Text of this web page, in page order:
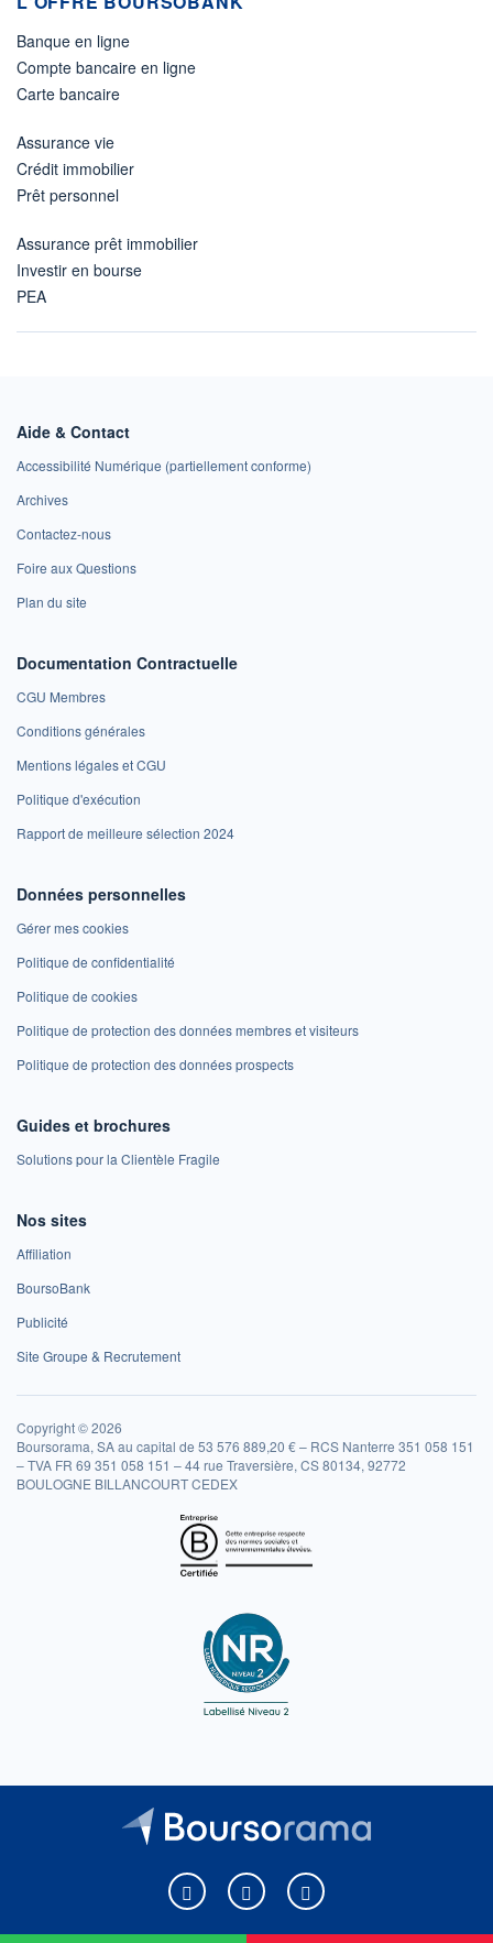
Banque en ligne
Compte bancaire en ligne
Carte bancaire
Assurance vie
Crédit immobilier
Prêt personnel
Assurance prêt immobilier
Investir en bourse
PEA
Aide & Contact
Accessibilité Numérique (partiellement conforme)
Archives
Contactez-nous
Foire aux Questions
Plan du site
Documentation Contractuelle
CGU Membres
Conditions générales
Mentions légales et CGU
Politique d'exécution
Rapport de meilleure sélection 2024
Données personnelles
Gérer mes cookies
Politique de confidentialité
Politique de cookies
Politique de protection des données membres et visiteurs
Politique de protection des données prospects
Guides et brochures
Solutions pour la Clientèle Fragile
Nos sites
Affiliation
BoursoBank
Publicité
Site Groupe & Recrutement
Copyright © 2026
Boursorama, SA au capital de 53 576 889,20 € – RCS Nanterre 351 058 151
– TVA FR 69 351 058 151 – 44 rue Traversière, CS 80134, 92772
BOULOGNE BILLANCOURT CEDEX
Boursorama sur Facebook
Boursorama sur XBoursorama sur